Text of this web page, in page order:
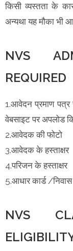
किसी व्यस्तता के
अन्यथा यह मौका भी
NVS
REQUIRED
1.आवेदन प्रमाण
वेबसाइट पर अपलोड
2.आवेदक की फोटो
3.आवेदक के हस्ताक्षर
4.परिजन के हस्ताक्षर
5.आधार कार्ड /
NVS